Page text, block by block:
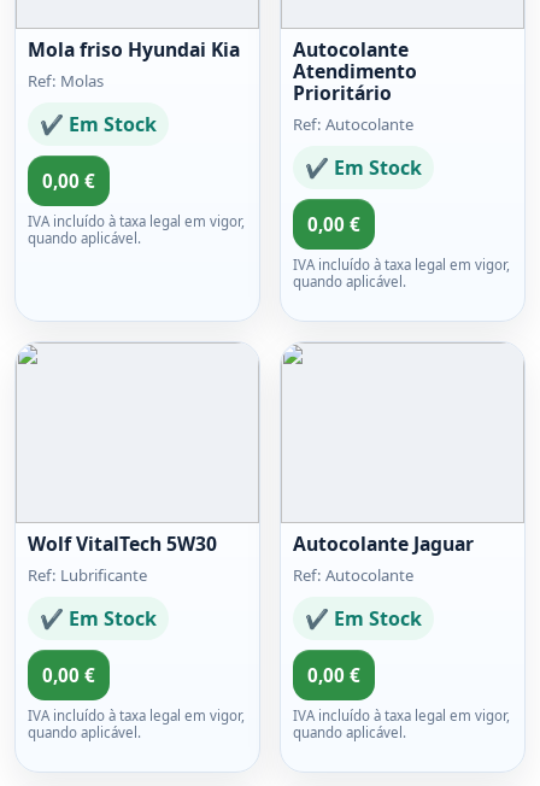
Mola friso Hyundai Kia
Ref: Molas
✔ Em Stock
0,00 €
IVA incluído à taxa legal em vigor,
quando aplicável.
Autocolante
Atendimento
Prioritário
Ref: Autocolante
✔ Em Stock
0,00 €
IVA incluído à taxa legal em vigor,
quando aplicável.
Wolf VitalTech 5W30
Ref: Lubrificante
✔ Em Stock
0,00 €
IVA incluído à taxa legal em vigor,
quando aplicável.
Autocolante Jaguar
Ref: Autocolante
✔ Em Stock
0,00 €
IVA incluído à taxa legal em vigor,
quando aplicável.